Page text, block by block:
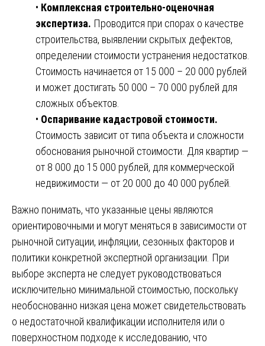
• Комплексная строительно-оценочная
экспертиза. Проводится при спорах о качестве
строительства, выявлении скрытых дефектов,
определении стоимости устранения недостатков.
Стоимость начинается от 15 000 – 20 000 рублей
и может достигать 50 000 – 70 000 рублей для
сложных объектов.
• Оспаривание кадастровой стоимости.
Стоимость зависит от типа объекта и сложности
обоснования рыночной стоимости. Для квартир —
от 8 000 до 15 000 рублей, для коммерческой
недвижимости — от 20 000 до 40 000 рублей.
Важно понимать, что указанные цены являются
ориентировочными и могут меняться в зависимости от
рыночной ситуации, инфляции, сезонных факторов и
политики конкретной экспертной организации. При
выборе эксперта не следует руководствоваться
исключительно минимальной стоимостью, поскольку
необоснованно низкая цена может свидетельствовать
о недостаточной квалификации исполнителя или о
поверхностном подходе к исследованию, что